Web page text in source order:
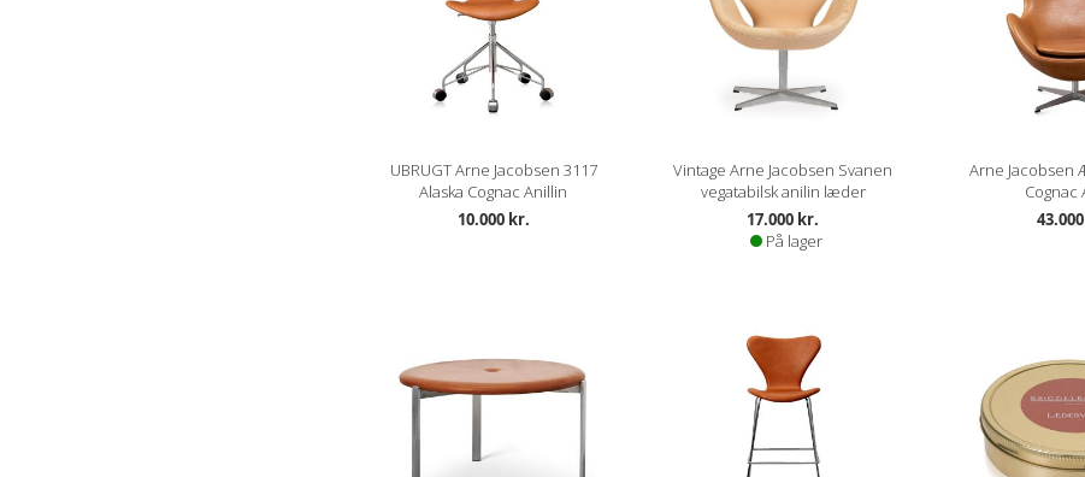
UBRUGT Arne Jacobsen 3117
Alaska Cognac Anillin
10.000 kr.
Vintage Arne Jacobsen Svanen
vegatabilsk anilin læder
17.000 kr.
På lager
Arne Jacobsen
Cognac